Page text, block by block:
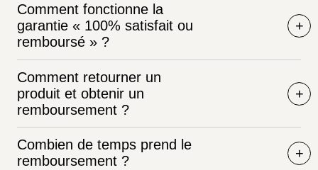
Comment fonctionne la
garantie « 100% satisfait ou
remboursé » ?
Comment retourner un
produit et obtenir un
remboursement ?
Combien de temps prend le
remboursement ?